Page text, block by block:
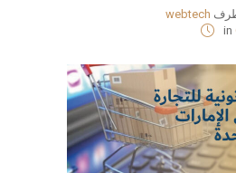
webtech
in